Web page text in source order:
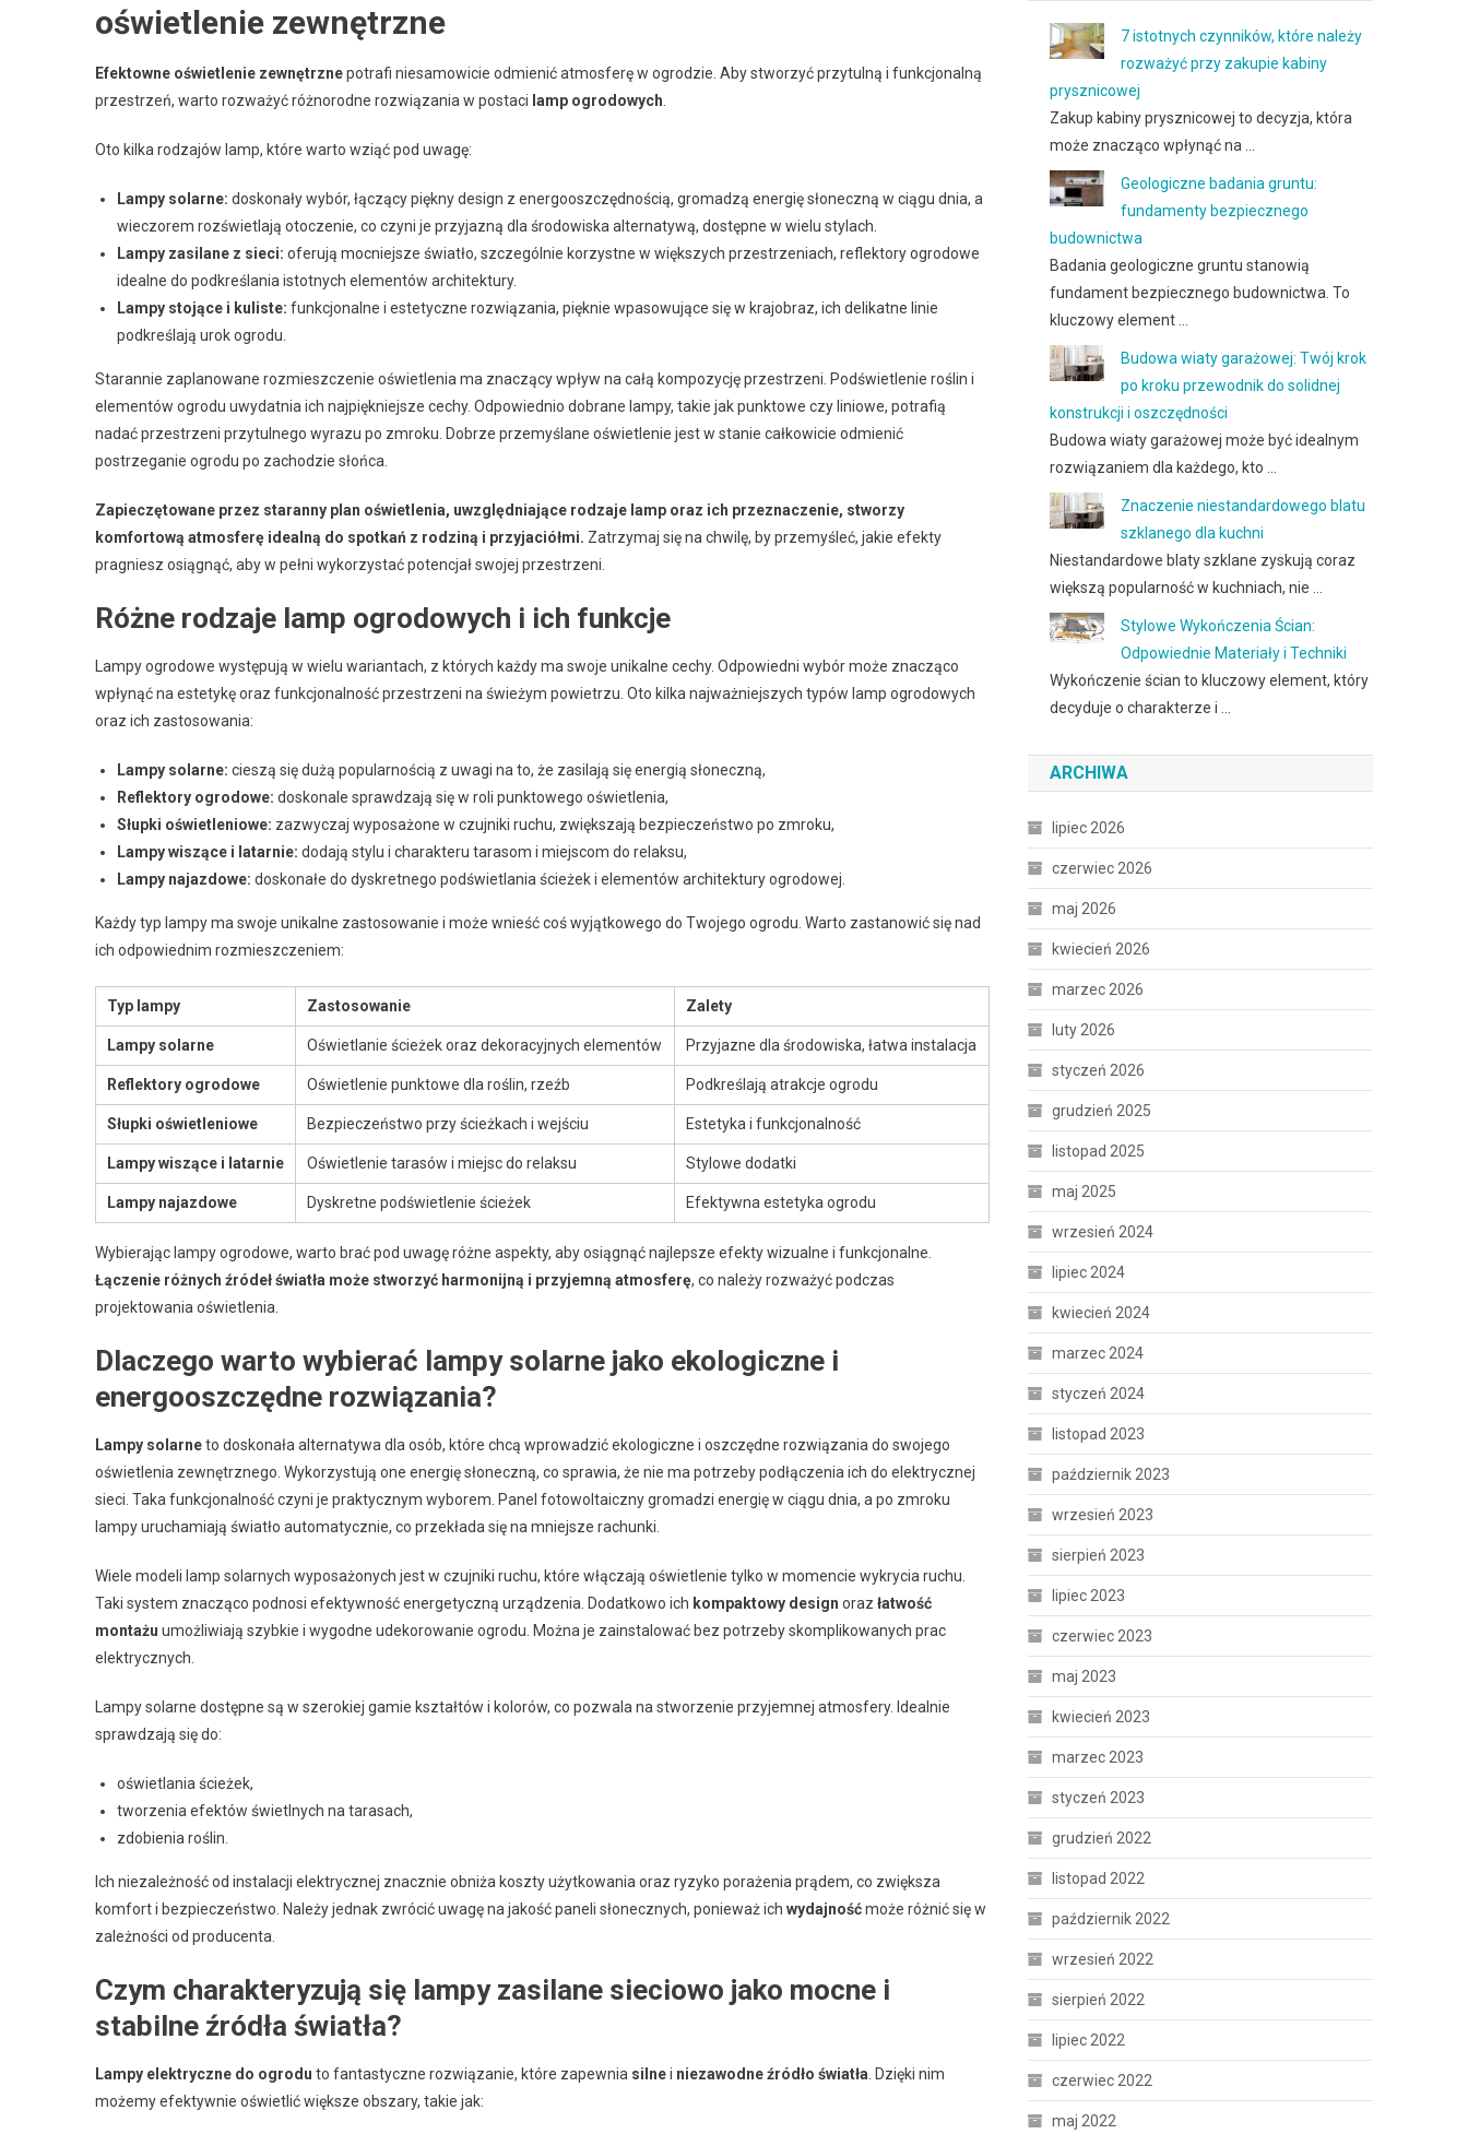
oświetlenie zewnętrzne
Efektowne oświetlenie zewnętrznepotrafi niesamowicie odmienić atmosferę w ogrodzie. Aby stworzyć przytulną i funkcjonalną
przestrzeń, warto rozważyć różnorodne rozwiązania w postaci lamp ogrodowych
Oto kilka rodzajów lamp, które warto wziąć pod uwagę:
Lampy solarne: doskonały wybór, łączący piękny design z energooszczędnością, gromadzą energię słoneczną w ciągu dnia, a
wieczorem rozświetlają otoczenie, co czyni je przyjazną dla środowiska alternatywą, dostępne w wielu stylach.
Lampy zasilane z sieci: oferują mocniejsze światło, szczególnie korzystne w większych przestrzeniach, reflektory ogrodowe
idealne do podkreślania istotnych elementów architektury.
Lampy stojące i kuliste: funkcjonalne i estetyczne rozwiązania, pięknie wpasowujące się w krajobraz, ich delikatne linie
podkreślają urok ogrodu.
Starannie zaplanowane rozmieszczenie oświetlenia ma znaczący wpływ na całą kompozycję przestrzeni. Podświetlenie roślin i
elementów ogrodu uwydatnia ich najpiękniejsze cechy. Odpowiednio dobrane lampy, takie jak punktowe czy liniowe, potrafią
nadać przestrzeni przytulnego wyrazu po zmroku. Dobrze przemyślane oświetlenie jest w stanie całkowicie odmienić
postrzeganie ogrodu po zachodzie słońca.
Zapieczętowane przez staranny plan oświetlenia, uwzględniające rodzaje lamp oraz ich przeznaczenie, stworzy
komfortową atmosferę idealną do spotkań z rodziną i przyjaciółmi. Zatrzymaj się na chwilę, by przemyśleć, jakie efekty
pragniesz osiągnąć, aby w pełni wykorzystać potencjał swojej przestrzeni.
Różne rodzaje lamp ogrodowych i ich funkcje
Lampy ogrodowe występują w wielu wariantach, z których każdy ma swoje unikalne cechy. Odpowiedni wybór może znacząco
wpłynąć na estetykę oraz funkcjonalność przestrzeni na świeżym powietrzu. Oto kilka najważniejszych typów lamp ogrodowych
oraz ich zastosowania:
Lampy solarne: cieszą się dużą popularnością z uwagi na to, że zasilają się energią słoneczną,
Reflektory ogrodowe: doskonale sprawdzają się w roli punktowego oświetlenia,
Słupki oświetleniowe: zazwyczaj wyposażone w czujniki ruchu, zwiększają bezpieczeństwo po zmroku,
Lampy wiszące i latarnie: dodają stylu i charakteru tarasom i miejscom do relaksu,
Lampy najazdowe: doskonałe do dyskretnego podświetlania ścieżek i elementów architektury ogrodowej.
Każdy typ lampy ma swoje unikalne zastosowanie i może wnieść coś wyjątkowego do Twojego ogrodu. Warto zastanowić się nad
ich odpowiednim rozmieszczeniem:
Typ lampy Zastosowanie Zalety
Lampy solarne Oświetlanie ścieżek oraz dekoracyjnych elementów Przyjazne dla środowiska, łatwa instalacja
Reflektory ogrodowe Oświetlenie punktowe dla roślin, rzeźb Podkreślają atrakcje ogrodu
Słupki oświetleniowe Bezpieczeństwo przy ścieżkach i wejściu Estetyka i funkcjonalność
Lampy wiszące i latarnie Oświetlenie tarasów i miejsc do relaksu Stylowe dodatki
Lampy najazdowe Dyskretne podświetlenie ścieżek Efektywna estetyka ogrodu
Wybierając lampy ogrodowe, warto brać pod uwagę różne aspekty, aby osiągnąć najlepsze efekty wizualne i funkcjonalne.
Łączenie różnych źródeł światła może stworzyć harmonijną i przyjemną atmosferę, co należy rozważyć podczas
projektowania oświetlenia.
Dlaczego warto wybierać lampy solarne jako ekologiczne i
energooszczędne rozwiązania?
Lampy solarneto doskonała alternatywa dla osób, które chcą wprowadzić ekologiczne i oszczędne rozwiązania do swojego
oświetlenia zewnętrznego. Wykorzystują one energię słoneczną, co sprawia, że nie ma potrzeby podłączenia ich do elektrycznej
sieci. Taka funkcjonalność czyni je praktycznym wyborem. Panel fotowoltaiczny gromadzi energię w ciągu dnia, a po zmroku
lampy uruchamiają światło automatycznie, co przekłada się na mniejsze rachunki.
Wiele modeli lamp solarnych wyposażonych jest w czujniki ruchu, które włączają oświetlenie tylko w momencie wykrycia ruchu.
Taki system znacząco podnosi efektywność energetyczną urządzenia. Dodatkowo ich kompaktowy design oraz łatwość
montażu umożliwiają szybkie i wygodne udekorowanie ogrodu. Można je zainstalować bez potrzeby skomplikowanych prac
elektrycznych.
Lampy solarne dostępne są w szerokiej gamie kształtów i kolorów, co pozwala na stworzenie przyjemnej atmosfery. Idealnie
sprawdzają się do:
oświetlania ścieżek,
tworzenia efektów świetlnych na tarasach,
zdobienia roślin.
Ich niezależność od instalacji elektrycznej znacznie obniża koszty użytkowania oraz ryzyko porażenia prądem, co zwiększa
komfort i bezpieczeństwo. Należy jednak zwrócić uwagę na jakość paneli słonecznych, ponieważ ich wydajnośćmoże różnić się w
zależności od producenta.
Czym charakteryzują się lampy zasilane sieciowo jako mocne i
stabilne źródła światła?
Lampy elektryczne do ogrodu to fantastyczne rozwiązanie, które zapewnia silnei niezawodne źródło światła . Dzięki nim
możemy efektywnie oświetlić większe obszary, takie jak:
7 istotnych czynników, które należy
rozważyć przy zakupie kabiny
prysznicowej
Zakup kabiny prysznicowej to decyzja, która
może znacząco wpłynąć na …
Geologiczne badania gruntu:
fundamenty bezpiecznego
budownictwa
Badania geologiczne gruntu stanowią
fundament bezpiecznego budownictwa. To
kluczowy element …
Budowa wiaty garażowej: Twój krok
po kroku przewodnik do solidnej
konstrukcji i oszczędności
Budowa wiaty garażowej może być idealnym
rozwiązaniem dla każdego, kto …
Znaczenie niestandardowego blatu
szklanego dla kuchni
Niestandardowe blaty szklane zyskują coraz
większą popularność w kuchniach, nie …
Stylowe Wykończenia Ścian:
Odpowiednie Materiały i Techniki
Wykończenie ścian to kluczowy element, który
decyduje o charakterze i …
ARCHIWA
lipiec 2026
czerwiec 2026
maj 2026
kwiecień 2026
marzec 2026
luty 2026
styczeń 2026
grudzień 2025
listopad 2025
maj 2025
wrzesień 2024
lipiec 2024
kwiecień 2024
marzec 2024
styczeń 2024
listopad 2023
październik 2023
wrzesień 2023
sierpień 2023
lipiec 2023
czerwiec 2023
maj 2023
kwiecień 2023
marzec 2023
styczeń 2023
grudzień 2022
listopad 2022
październik 2022
wrzesień 2022
sierpień 2022
lipiec 2022
czerwiec 2022
maj 2022